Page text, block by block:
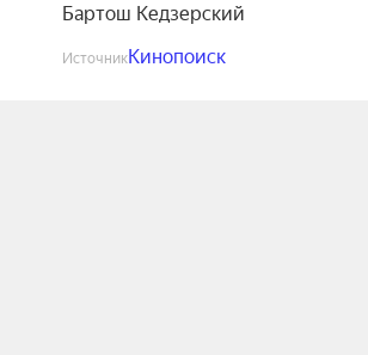
Бартош Кедзерский
ИсточникКинопоиск